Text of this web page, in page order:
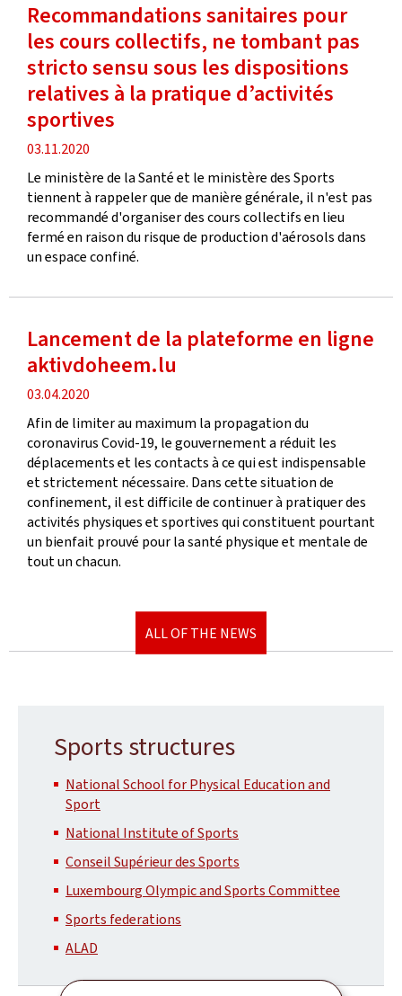
Recommandations sanitaires pour
les cours collectifs, ne tombant pas
stricto sensu sous les dispositions
relatives à la pratique d’activités
sportives
Publication
date
03.11.2020
Le ministère de la Santé et le ministère des Sports
tiennent à rappeler que de manière générale, il n'est pas
recommandé d'organiser des cours collectifs en lieu
fermé en raison du risque de production d'aérosols dans
un espace confiné.
Lancement de la plateforme en ligne
aktivdoheem.lu
Publication
date
03.04.2020
Afin de limiter au maximum la propagation du
coronavirus Covid-19, le gouvernement a réduit les
déplacements et les contacts à ce qui est indispensable
et strictement nécessaire. Dans cette situation de
confinement, il est difficile de continuer à pratiquer des
activités physiques et sportives qui constituent pourtant
un bienfait prouvé pour la santé physique et mentale de
tout un chacun.
ALL OF THE NEWS
Sports structures
National School for Physical Education and
Sport
National Institute of Sports
Conseil Supérieur des Sports
Luxembourg Olympic and Sports Committee
Sports federations
ALAD